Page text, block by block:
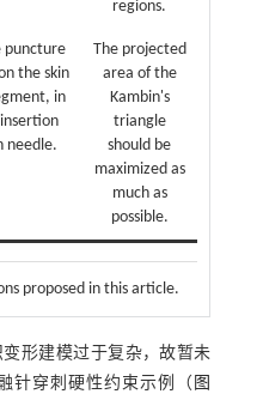
regions.
puncture
the skin
in
needle.
The projected
area of the
Kambin's
triangle
should be
maximized as
much as
possible.
proposed in this article.
形建模过于复杂，故暂未
针穿刺硬性约束示例（ 图